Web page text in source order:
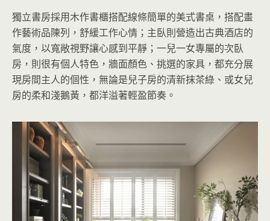
獨立書房採用木作書櫃搭配線條簡單的美式書桌，搭配畫
作藝術品陳列，舒緩工作心情；主臥則營造出古典酒店的
氣度，以寬敞視野讓心感到平靜；一兒一女專屬的次臥
房，則很有個人特色，牆面顏色、挑選的家具，都充分展
現房間主人的個性，無論是兒子房的清新抹茶綠、或女兒
房的柔和淺鵝黃，都洋溢著輕盈節奏。